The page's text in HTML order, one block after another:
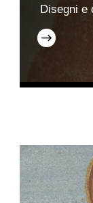
Disegni e